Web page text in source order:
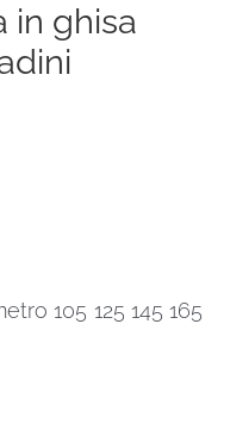
in ghisa
105 125 145 165